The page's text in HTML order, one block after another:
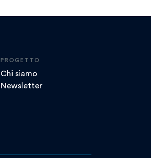
PROGETTO
Chi siamo
Newsletter